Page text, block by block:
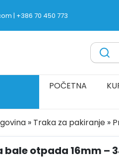
| +386 70 450 773
Packing Machines
POČETNA
» Traka za pakiranje »
bale otpada 16mm –